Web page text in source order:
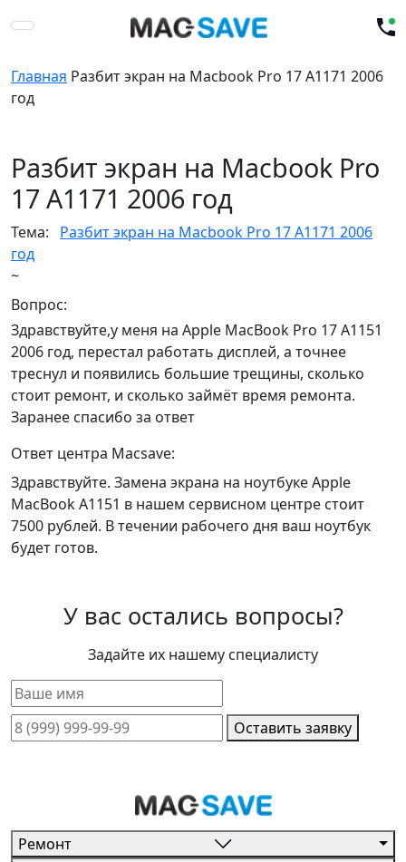
Главная Разбит экран на Macbook Pro 17 A1171 2006
год
Разбит экран на Macbook Pro
17 A1171 2006 год
Тема:
Разбит экран на Macbook Pro 17 A1171 2006
год
~
Вопрос:
Здравствуйте,у меня на Apple MacBook Pro 17 A1151
2006 год, перестал работать дисплей, а точнее
треснул и появились большие трещины, сколько
стоит ремонт, и сколько займёт время ремонта.
Заранее спасибо за ответ
Ответ центра Macsave:
Здравствуйте. Замена экрана на ноутбуке Apple
MacBook A1151 в нашем сервисном центре стоит
7500 рублей. В течении рабочего дня ваш ноутбук
будет готов.
У вас остались вопросы?
Задайте их нашему специалисту
Оставить заявку
Ремонт